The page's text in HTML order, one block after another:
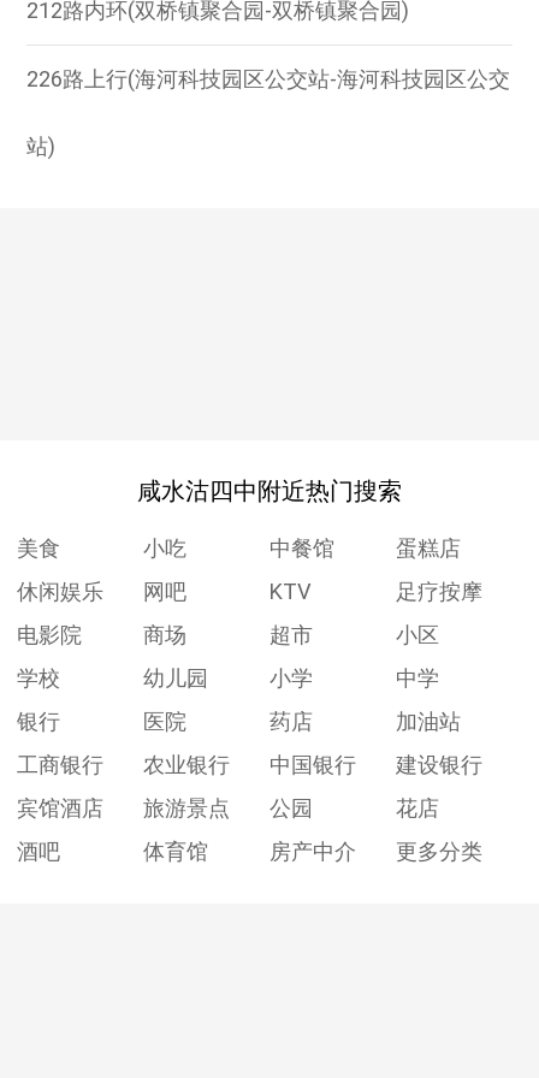
212路内环(双桥镇聚合园-双桥镇聚合园)
226路上行(海河科技园区公交站-海河科技园区公交
站)
咸水沽四中附近热门搜索
美食 小吃 中餐馆
蛋糕店
休闲娱乐
网吧 KTV
足疗按摩
电影院
商场 超市
小区
学校
幼儿园 小学
中学
银行
医院 药店
加油站
工商银行
农业银行 中国银行
建设银行
宾馆酒店
旅游景点 公园
花店
酒吧
体育馆 房产中介 更多分类